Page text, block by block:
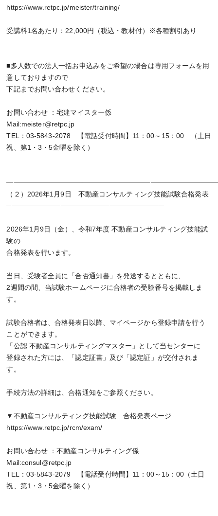
https://www.retpc.jp/meister/training/
受講料1名あたり：22,000円（税込・教材付）※各種割引あり
■多人数での法人一括お申込みをご希望の場合は専用フォームを用
意しておりますので
下記までお問い合わせください。
お問い合わせ ：宅建マイスター係
Mail:meister@retpc.jp
TEL：03-5843-2078 【電話受付時間】11：00～15：00 （土日
祝、第1・3・5金曜を除く）
（２）2026年1月9日 不動産コンサルティング技能試験合格発表
────────────────────────────────
2026年1月9日（金）、令和7年度 不動産コンサルティング技能試
験の
合格発表を行います。
当日、受験者全員に「合否通知書」を発送するとともに、
2週間の間、当試験ホームページに合格者の受験番号を掲載しま
す。
試験合格者は、合格発表日以降、マイページから登録申請を行う
ことができます。
「公認 不動産コンサルティングマスター」として当センターに
登録された方には、「認定証書」及び「認定証」が交付されま
す。
手続方法の詳細は、合格通知をご参照ください。
▼不動産コンサルティング技能試験 合格発表ページ
https://www.retpc.jp/rcm/exam/
お問い合わせ ：不動産コンサルティング係
Mail:consul@retpc.jp
TEL：03-5843-2079 【電話受付時間】11：00～15：00（土日
祝、第1・3・5金曜を除く）